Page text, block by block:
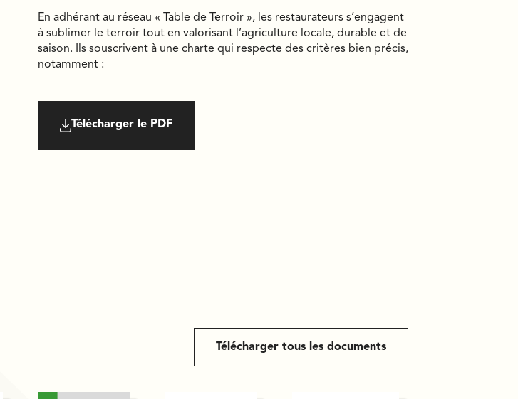
En adhérant au réseau « Table de Terroir », les restaurateurs s’engagent
à sublimer le terroir tout en valorisant l’agriculture locale, durable et de
saison. Ils souscrivent à une charte qui respecte des critères bien précis,
notamment :
Télécharger le PDF
Télécharger tous les documents